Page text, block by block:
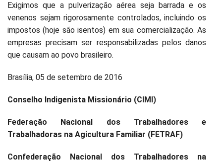
Exigimos que a pulverização aérea seja barrada e os
venenos sejam rigorosamente controlados, incluindo os
impostos (hoje são isentos) em sua comercialização. As
empresas precisam ser responsabilizadas pelos danos
que causam ao povo brasileiro.
Brasília, 05 de setembro de 2016
Conselho Indigenista Missionário (CIMI)
Federação Nacional dos Trabalhadores e
Trabalhadoras na Agicultura Familiar (FETRAF)
Confederação Nacional dos Trabalhadores na